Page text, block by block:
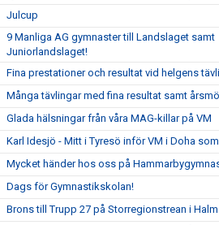
Julcup
9 Manliga AG gymnaster till Landslaget samt
Juniorlandslaget!
Fina prestationer och resultat vid helgens
Många tävlingar med fina resultat samt
Glada hälsningar från våra MAG-killar på VM
Karl Idesjö - Mitt i Tyresö inför VM i Doha
Mycket händer hos oss på
Dags för Gymnastikskolan!
Brons till Trupp 27 på Storregionstrean i